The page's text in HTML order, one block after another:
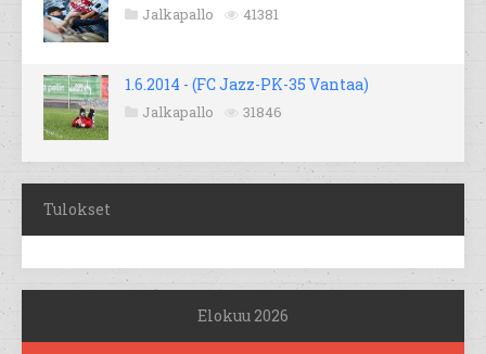
Jalkapallo 41381
1.6.2014 - (FC Jazz-PK-35 Vantaa)
Jalkapallo 31846
Tulokset
Elokuu 2026